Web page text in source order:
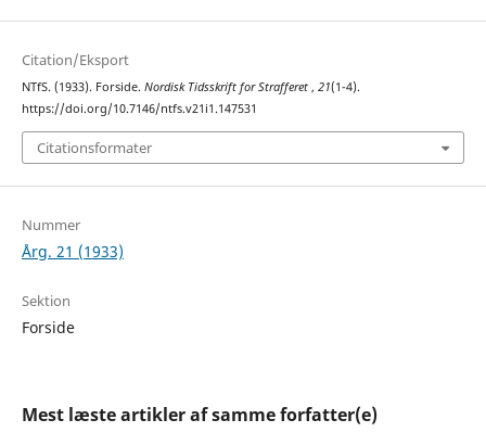
Citation/Eksport
NTfS. (1933). Forside. Nordisk Tidsskrift for Strafferet , 21(1-4).
https://doi.org/10.7146/ntfs.v21i1.147531
Citationsformater
Nummer
Årg. 21 (1933)
Sektion
Forside
Mest læste artikler af samme forfatter(e)